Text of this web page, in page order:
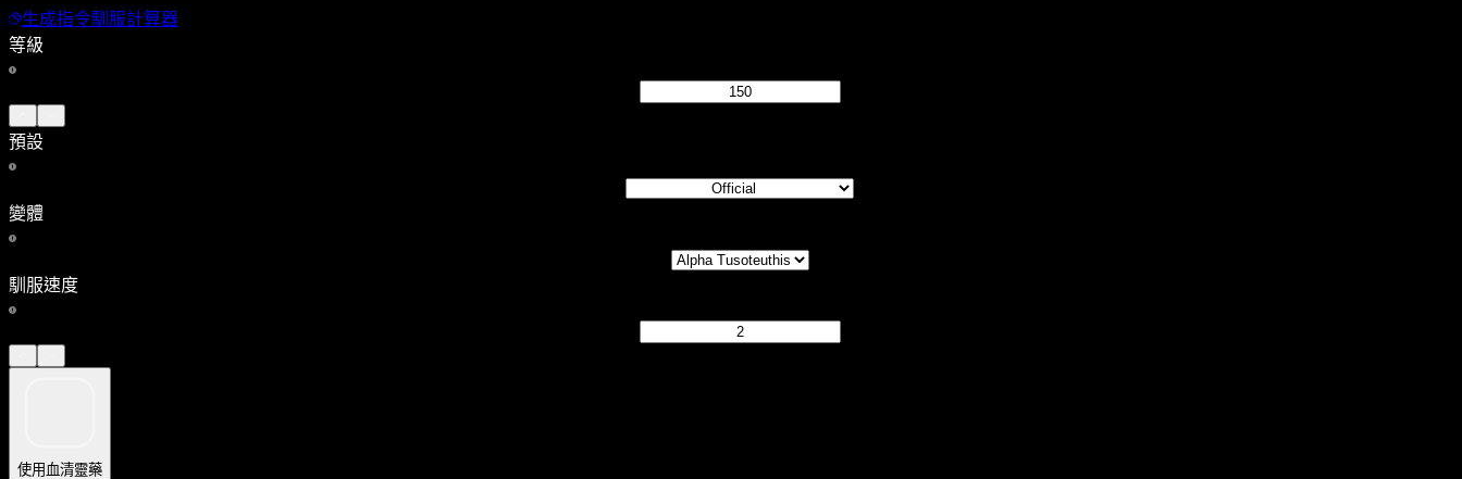
生成指令馴服計算器
等級
預設
變體
馴服速度
使用血清靈藥